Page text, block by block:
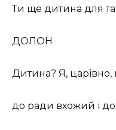
Ти ще дитина для
ДОЛОН
Дитина? Я, царівно,
до ради вхожий і до